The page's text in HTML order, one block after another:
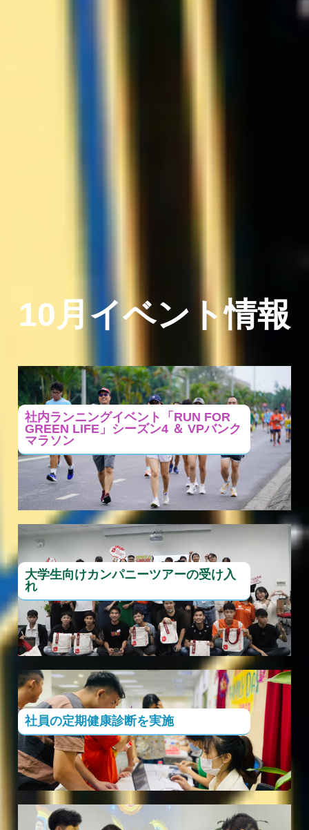
10月イベント情報
社内ランニングイベント「RUN FOR
GREEN LIFE」シーズン4 ＆ VPバンク
マラソン
大学生向けカンパニーツアーの受け入
れ
社員の定期健康診断を実施